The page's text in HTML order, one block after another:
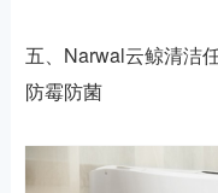
五、Narwal云鲸清洁
防霉防菌